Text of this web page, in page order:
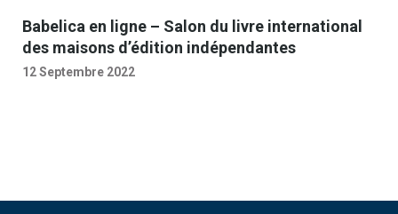
Babelica en ligne – Salon du livre international
des maisons d’édition indépendantes
12 Septembre 2022